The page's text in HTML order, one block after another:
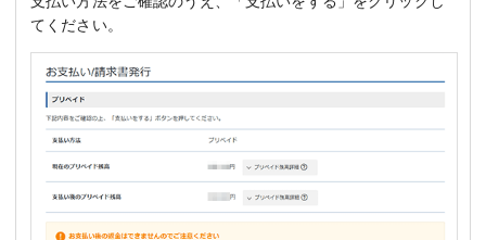
てください。